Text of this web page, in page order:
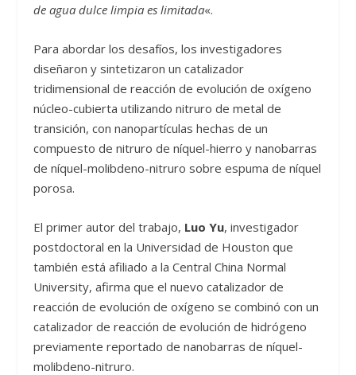
de agua dulce limpia es limitada«.
Para abordar los desafíos, los investigadores
diseñaron y sintetizaron un catalizador
tridimensional de reacción de evolución de oxígeno
núcleo-cubierta utilizando nitruro de metal de
transición, con nanopartículas hechas de un
compuesto de nitruro de níquel-hierro y nanobarras
de níquel-molibdeno-nitruro sobre espuma de níquel
porosa.
El primer autor del trabajo, Luo Yu, investigador
postdoctoral en la Universidad de Houston que
también está afiliado a la Central China Normal
University, afirma que el nuevo catalizador de
reacción de evolución de oxígeno se combinó con un
catalizador de reacción de evolución de hidrógeno
previamente reportado de nanobarras de níquel-
molibdeno-nitruro.